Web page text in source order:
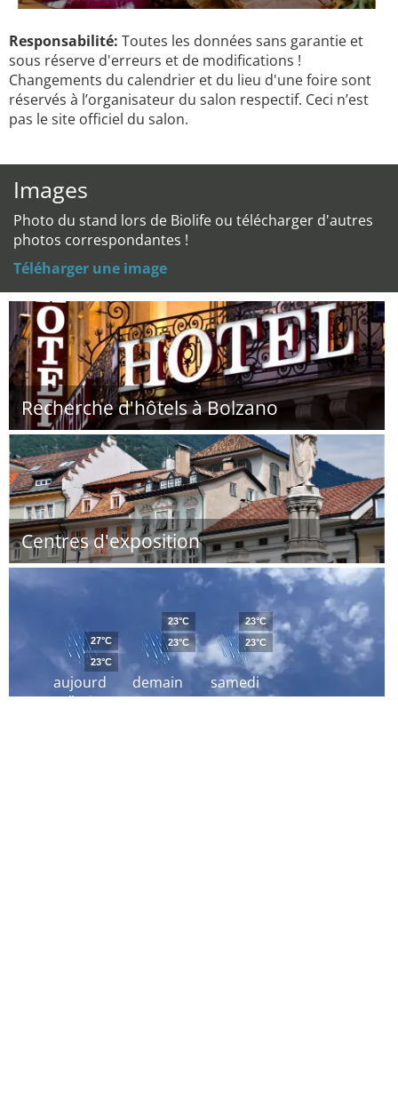
Responsabilité: Toutes les données sans garantie et
sous réserve d'erreurs et de modifications !
Changements du calendrier et du lieu d'une foire sont
réservés à l’organisateur du salon respectif. Ceci n’est
pas le site officiel du salon.
Images
Photo du stand lors de Biolife ou télécharger d'autres
photos correspondantes !
Téléharger une image
Recherche d'hôtels à Bolzano
Centres d'exposition
aujourd
´hui
27°C
23°C
demain
23°C
23°C
samedi
23°C
23°C